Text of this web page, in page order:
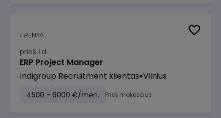
prieš 1 d.
ERP Project Manager
Indigroup Recruitment klientas Vilnius
4500 - 6000 €/mėn. Prieš mokesčius